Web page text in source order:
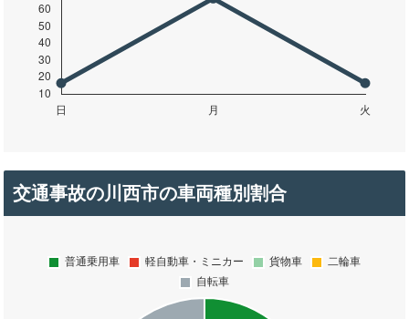
交通事故の川西市の車両種別割合